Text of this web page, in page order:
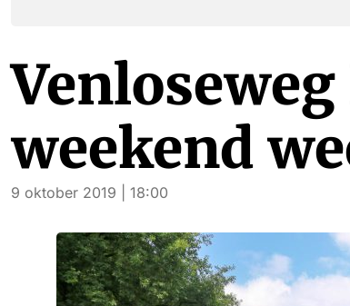
weekend
9 oktober 2019 | 18:00